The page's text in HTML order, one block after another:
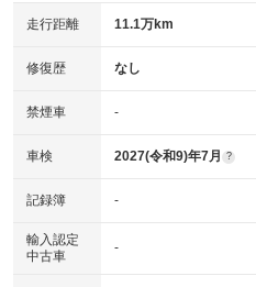
走行距離 11.1万km
修復歴 なし
禁煙車 -
車検 2027(令和9)年7月 ?
記録簿 -
輸入認定
中古車
-